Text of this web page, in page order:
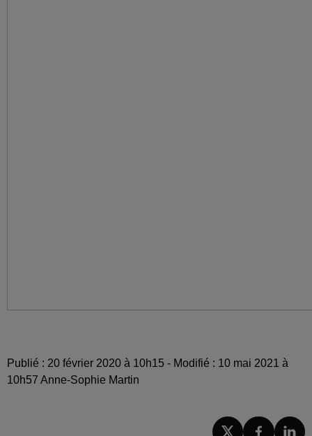
Publié : 20 février 2020 à 10h15 - Modifié : 10 mai 2021 à
10h57 Anne-Sophie Martin